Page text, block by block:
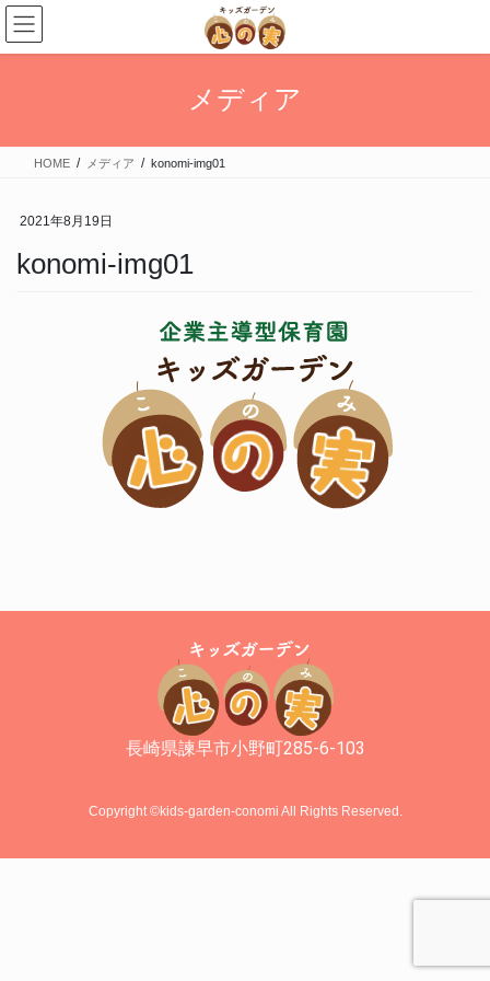
メディア
HOME メディア konomi-img01
2021年8月19日
konomi-img01
長崎県諫早市小野町285-6-103
Copyright ©kids-garden-conomi All Rights Reserved.